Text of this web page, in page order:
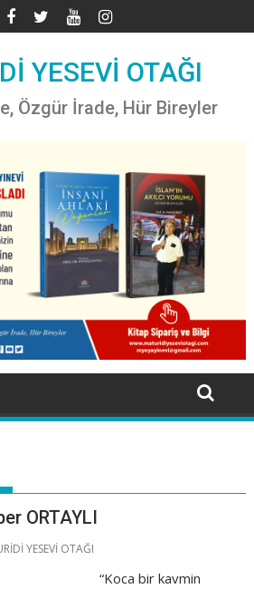
YESEVİ OTAĞI
Özgür İrade, Hür Bireyler
ORTAYLI
YESEVİ OTAĞI
“Koca bir kavmin